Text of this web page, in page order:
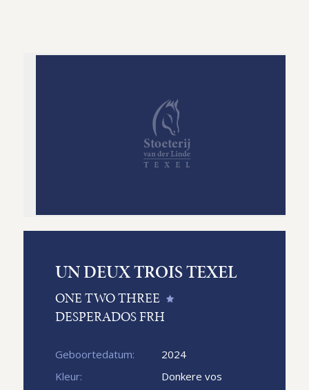
UN DEUX TROIS TEXEL
ONE TWO THREE
DESPERADOS FRH
Geboortedatum:
2024
Kleur:
Donkere vos